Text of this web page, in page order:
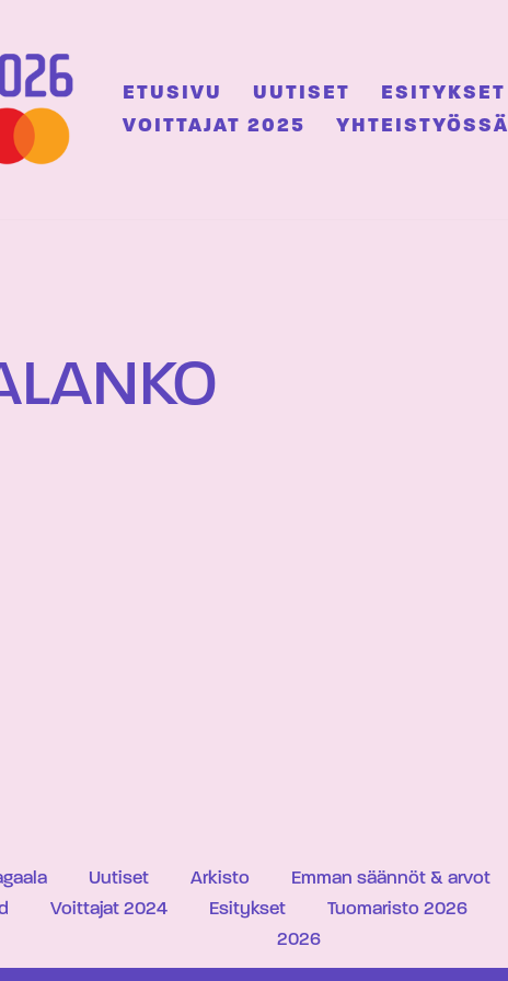
ETUSIVU UUTISET ESITYKSET
VOITTAJAT 2025
YHTEISTYÖSSÄ
Uutiset Arkisto Emman säännöt & arvot
Voittajat 2024 Esitykset Tuomaristo 2026
2026